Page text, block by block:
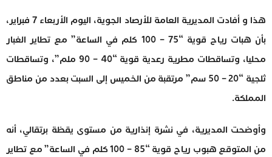
هذا و أفادت المديرية العامة للأرصاد الجوية، اليوم الأربعاء 7 فبراير،
بأن هبات رياح قوية “75 – 100 كلم في الساعة” مع تطاير الغبار
محليا، وتساقطات مطرية رعدية قوية “40 – 90 ملم”، وتساقطات
ثلجية “20 – 50 سم” مرتقبة من الخميس إلى السبت بعدد من مناطق
المملكة.
وأوضحت المديرية، في نشرة إنذارية من مستوى يقظة برتقالي، أنه
من المتوقع هبوب رياح قوية “85 – 100 كلم في الساعة” مع تطاير